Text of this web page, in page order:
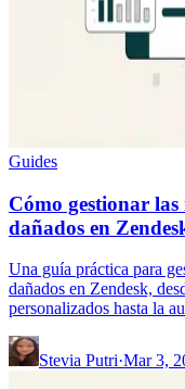
Guides
Cómo gestionar
dañados en
Una guía práctica para
dañados en Zendesk,
personalizados hasta la
Stevia Putri·Mar 3,